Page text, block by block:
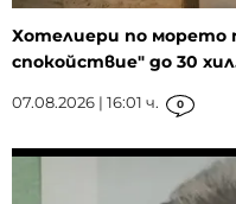
Хотелиери по морето
спокойствие" до 30
07.08.2026 | 16:01 ч. 0